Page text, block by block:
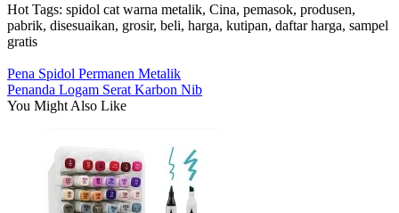
Hot Tags: spidol cat warna metalik, Cina, pemasok, produsen,
pabrik, disesuaikan, grosir, beli, harga, kutipan, daftar harga, sampel
gratis
Pena Spidol Permanen Metalik
Penanda Logam Serat Karbon Nib
You Might Also Like